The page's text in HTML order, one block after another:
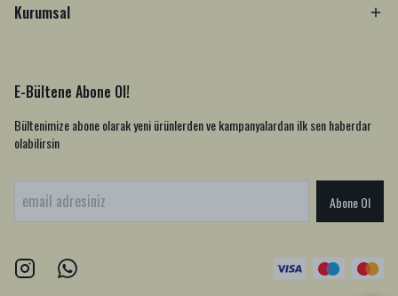
Kurumsal
E-Bültene Abone Ol!
Bültenimize abone olarak yeni ürünlerden ve kampanyalardan ilk sen haberdar
olabilirsin
Abone Ol